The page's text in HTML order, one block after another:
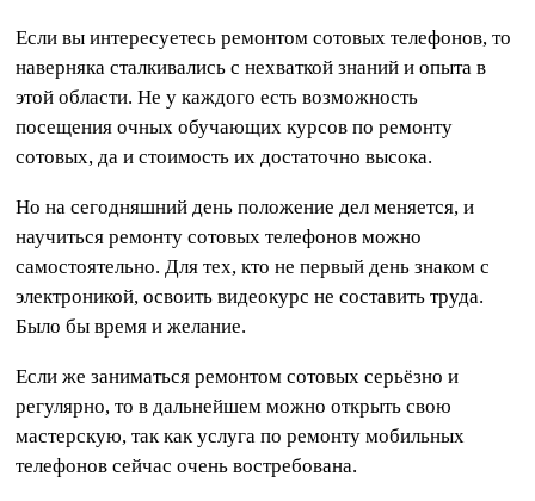
Если вы интересуетесь ремонтом сотовых телефонов, то
наверняка сталкивались с нехваткой знаний и опыта в
этой области. Не у каждого есть возможность
посещения очных обучающих курсов по ремонту
сотовых, да и стоимость их достаточно высока.
Но на сегодняшний день положение дел меняется, и
научиться ремонту сотовых телефонов можно
самостоятельно. Для тех, кто не первый день знаком с
электроникой, освоить видеокурс не составить труда.
Было бы время и желание.
Если же заниматься ремонтом сотовых серьёзно и
регулярно, то в дальнейшем можно открыть свою
мастерскую, так как услуга по ремонту мобильных
телефонов сейчас очень востребована.